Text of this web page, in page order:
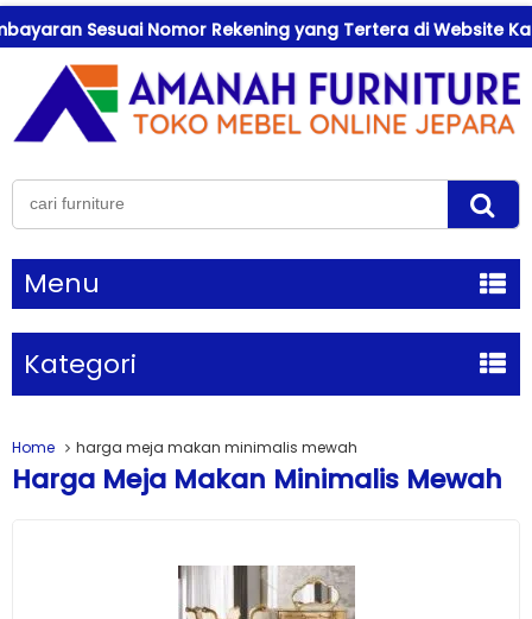
Sesuai Nomor Rekening yang Tertera di Website Kami
Menu
Kategori
Home harga meja makan minimalis mewah
Harga Meja Makan Minimalis Mewah